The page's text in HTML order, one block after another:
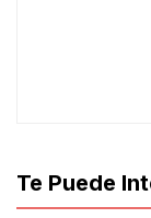
Te Puede